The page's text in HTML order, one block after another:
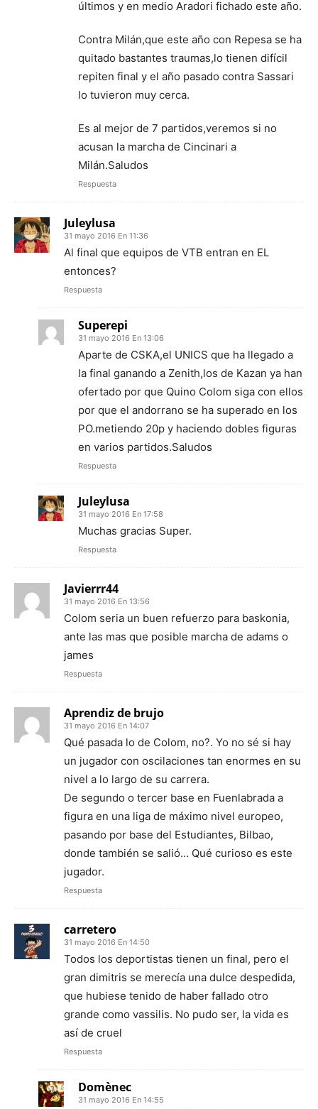
últimos y en medio Aradori fichado este año.
Contra Milán,que este año con Repesa se ha
quitado bastantes traumas,lo tienen difícil
repiten final y el año pasado contra Sassari
lo tuvieron muy cerca.
Es al mejor de 7 partidos,veremos si no
acusan la marcha de Cincinari a
Milán.Saludos
Respuesta
Juleylusa
31 mayo 2016 En 11:36
Al final que equipos de VTB entran en EL
entonces?
Respuesta
Superepi
31 mayo 2016 En 13:06
Aparte de CSKA,el UNICS que ha llegado a
la final ganando a Zenith,los de Kazan ya han
ofertado por que Quino Colom siga con ellos
por que el andorrano se ha superado en los
PO.metiendo 20p y haciendo dobles figuras
en varios partidos.Saludos
Respuesta
Juleylusa
31 mayo 2016 En 17:58
Muchas gracias Super.
Respuesta
Javierrr44
31 mayo 2016 En 13:56
Colom seria un buen refuerzo para baskonia,
ante las mas que posible marcha de adams o
james
Respuesta
Aprendiz de brujo
31 mayo 2016 En 14:07
Qué pasada lo de Colom, no?. Yo no sé si hay
un jugador con oscilaciones tan enormes en su
nivel a lo largo de su carrera.
De segundo o tercer base en Fuenlabrada a
figura en una liga de máximo nivel europeo,
pasando por base del Estudiantes, Bilbao,
donde también se salió… Qué curioso es este
jugador.
Respuesta
carretero
31 mayo 2016 En 14:50
Todos los deportistas tienen un final, pero el
gran dimitris se merecía una dulce despedida,
que hubiese tenido de haber fallado otro
grande como vassilis. No pudo ser, la vida es
así de cruel
Respuesta
Domènec
31 mayo 2016 En 14:55